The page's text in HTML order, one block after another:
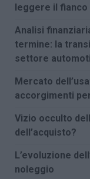
leggere il fianco
Analisi
termine: la
settore
Mercato
accorgimenti
Vizio occulto
dell’acquisto?
L’evoluzione
noleggio